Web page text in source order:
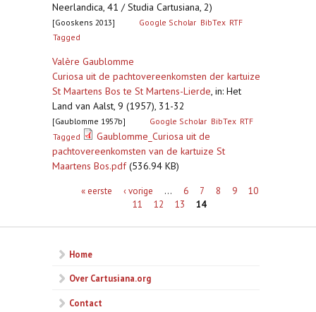
Neerlandica, 41 / Studia Cartusiana, 2)
[Gooskens 2013] Google Scholar BibTex RTF
Tagged
Valère Gaublomme
Curiosa uit de pachtovereenkomsten der kartuize
St Maartens Bos te St Martens-Lierde, in: Het
Land van Aalst, 9 (1957), 31-32
[Gaublomme 1957b] Google Scholar BibTex RTF
Tagged
Gaublomme_Curiosa uit de
pachtovereenkomsten van de kartuize St
Maartens Bos.pdf(536.94 KB)
Pagina's« eerste ‹ vorige … 6 7 8 9
10
11
12 13 14
Home
Over Cartusiana.org
Contact